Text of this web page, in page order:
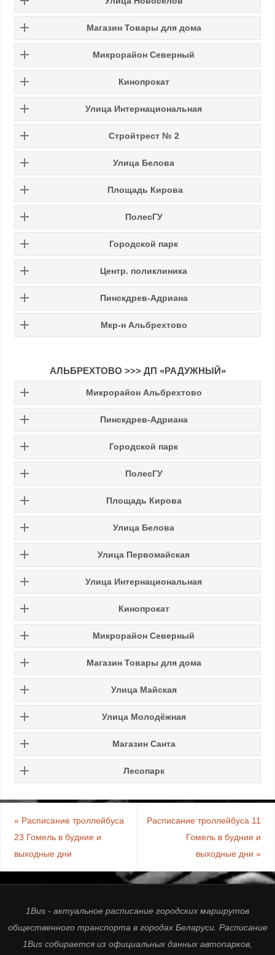
Магазин Товары для дома
Микрорайон Северный
Кинопрокат
Улица Интернациональная
Стройтрест № 2
Улица Белова
Площадь Кирова
ПолесГУ
Городской парк
Центр. поликлиника
Пинскдрев-Адриана
Мкр-н Альбрехтово
АЛЬБРЕХТОВО >>> ДП «РАДУЖНЫЙ»
Микрорайон Альбрехтово
Пинскдрев-Адриана
Городской парк
ПолесГУ
Площадь Кирова
Улица Белова
Улица Первомайская
Улица Интернациональная
Кинопрокат
Микрорайон Северный
Магазин Товары для дома
Улица Майская
Улица Молодёжная
Магазин Санта
Лесопарк
« Расписание троллейбуса
23 Гомель в будние и
выходные дни
Расписание троллейбуса 11
Гомель в будние и
выходные дни»
1Bus - актуальное расписание городских маршрутов
общественного транспорта в городах Беларуси. Расписание
1Bus собирается из официальных данных автопарков,